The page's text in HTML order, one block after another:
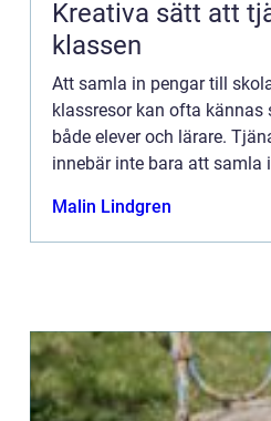
Kreativa sätt att
klassen
Att samla in pengar till
klassresor kan ofta
både elever och lärare.
innebär inte bara att samla
Malin Lindgren